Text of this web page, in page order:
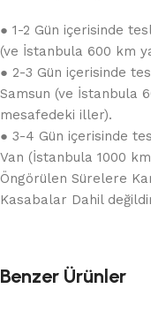
● 1-2 Gün içerisinde
(ve İstanbula 600 km
● 2-3 Gün içerisinde
Samsun (ve İstanbula
mesafedeki iller).
● 3-4 Gün içerisinde
Van (İstanbula 1000
Öngörülen Sürelere
Kasabalar Dahil
Benzer Ürünler